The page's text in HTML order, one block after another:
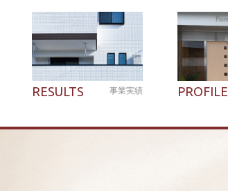
RESULTS 事業実績 PROFILE